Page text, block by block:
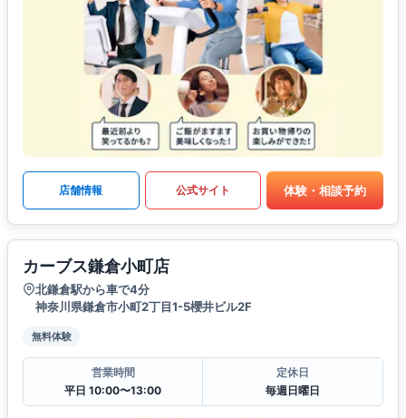
店舗情報 公式サイト 体験・相談予約
カーブス鎌倉小町店
北鎌倉駅から車で4分
神奈川県鎌倉市小町2丁目1-5櫻井ビル2F
無料体験
営業時間
平日 10:00〜13:00
定休日
毎週日曜日